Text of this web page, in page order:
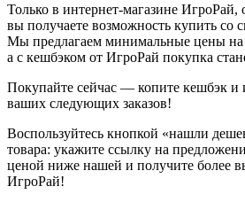
Только в интернет-магазине ИгроРай,
вы получаете возможность купить со
Мы предлагаем минимальные цены на
а с кешбэком от ИгроРай покупка
Покупайте сейчас — копите кешбэк и
ваших следующих заказов!
Воспользуйтесь кнопкой «нашли
товара: укажите ссылку на
ценой ниже нашей и получите более
ИгроРай!